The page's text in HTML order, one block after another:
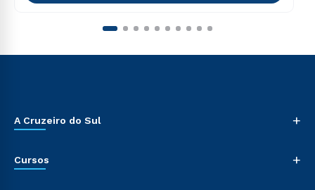
A Cruzeiro do Sul +
Cursos +